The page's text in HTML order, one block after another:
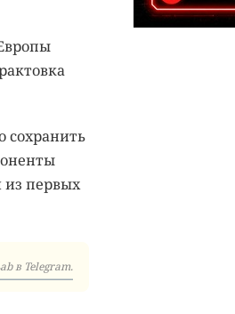
сохранить
из первых
в Telegram.